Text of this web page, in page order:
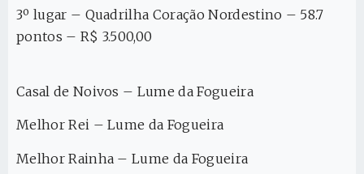
3º lugar – Quadrilha Coração Nordestino – 58.7
pontos – R$ 3.500,00
Casal de Noivos – Lume da Fogueira
Melhor Rei – Lume da Fogueira
Melhor Rainha – Lume da Fogueira